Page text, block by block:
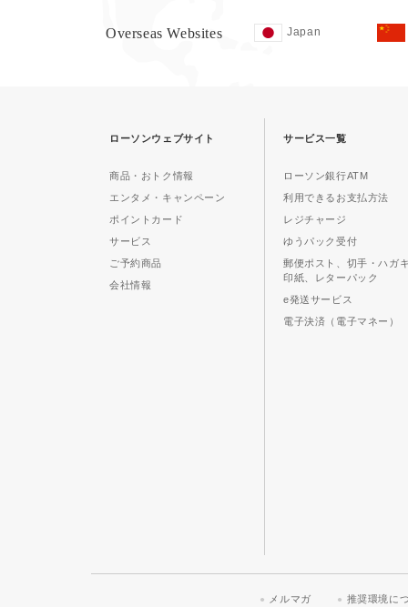
Overseas Websites Japan
ローソンウェブサイト
商品・おトク情報
エンタメ・キャンペーン
ポイントカード
サービス
ご予約商品
会社情報
サービス一覧
ローソン銀行ATM
利用できるお支払方法
レジチャージ
ゆうパック受付
郵便ポスト、切手・ハガ
印紙、レターパック
e発送サービス
電子決済（電子マネー）
メルマガ 推奨環境に